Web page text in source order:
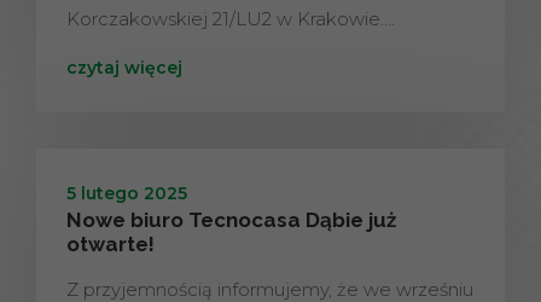
Korczakowskiej 21/LU2 w Krakowie.…
czytaj więcej
5 lutego 2025
Nowe biuro Tecnocasa Dąbie już
otwarte!
Z przyjemnością informujemy, że we wrześniu